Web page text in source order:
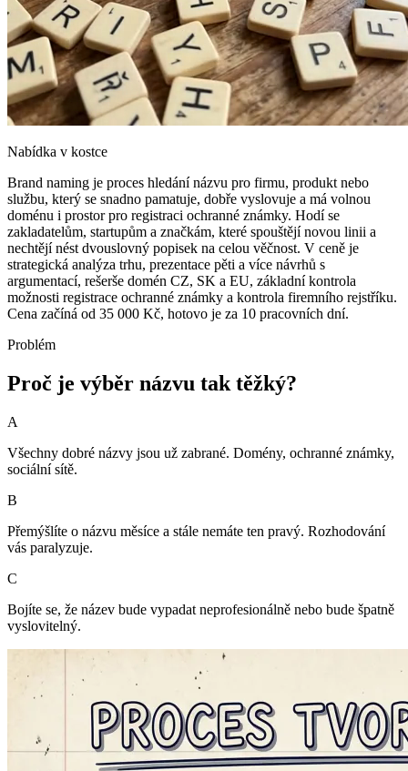
Nabídka v kostce
Brand naming je proces hledání názvu pro firmu, produkt nebo
službu, který se snadno pamatuje, dobře vyslovuje a má volnou
doménu i prostor pro registraci ochranné známky. Hodí se
zakladatelům, startupům a značkám, které spouštějí novou linii a
nechtějí nést dvouslovný popisek na celou věčnost. V ceně je
strategická analýza trhu, prezentace pěti a více návrhů s
argumentací, rešerše domén CZ, SK a EU, základní kontrola
možnosti registrace ochranné známky a kontrola firemního rejstříku.
Cena začíná od 35 000 Kč, hotovo je za 10 pracovních dní.
Problém
Proč je výběr názvu tak těžký?
A
Všechny dobré názvy jsou už zabrané. Domény, ochranné známky,
sociální sítě.
B
Přemýšlíte o názvu měsíce a stále nemáte ten pravý. Rozhodování
vás paralyzuje.
C
Bojíte se, že název bude vypadat neprofesionálně nebo bude špatně
vyslovitelný.